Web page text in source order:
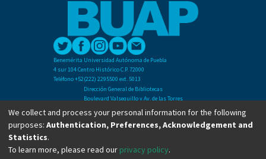
Benemérita Universidad Autónoma de Puebla
4 sur 104 Centro Histórico C.P. 72000
Teléfono +52(222) 2295500 ext. 5013
Dirección General de Bibliotecas
Boulevard Valsequillo y Av. de las Torres
Ciudad Universitaria. Col. San Manuel
C.P. 72570
Teléfono +52 (222) 2295500 Ext 2901
We collect and process your personal information for the following
purposes: Authentication, Preferences, Acknowledgement and
Statistics.
To learn more, please read our privacy policy.